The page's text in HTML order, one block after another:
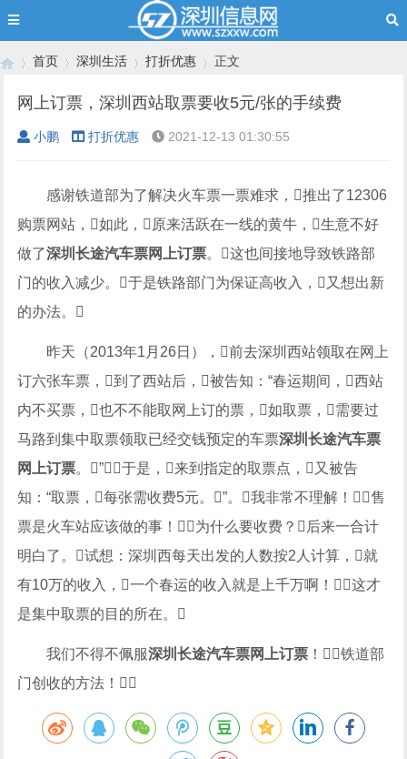
›
首页
›
深圳生活
›
打折优惠
›
正文
网上订票，深圳西站取票要收5元/张的手续费
小鹏 打折优惠 2021-12-13 01:30:55
感谢铁道部为了解决火车票一票难求，推出了12306
购票网站，如此，原来活跃在一线的黄牛，生意不好
做了深圳长途汽车票网上订票。这也间接地导致铁路部
门的收入减少。于是铁路部门为保证高收入，又想出新
的办法。
昨天（2013年1月26日），前去深圳西站领取在网上
订六张车票，到了西站后，被告知：“春运期间，西站
内不买票，也不不能取网上订的票，如取票，需要过
马路到集中取票领取已经交钱预定的车票深圳长途汽车票
网上订票。”，于是，来到指定的取票点，又被告
知：“取票，每张需收费5元。”。我非常不理解！售
票是火车站应该做的事！为什么要收费？后来一合计
明白了。试想：深圳西每天出发的人数按2人计算，就
有10万的收入，一个春运的收入就是上千万啊！这才
是集中取票的目的所在。
我们不得不佩服深圳长途汽车票网上订票 ！铁道部
门创收的方法！